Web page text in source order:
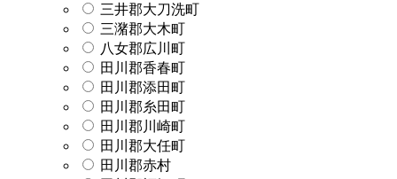
三井郡大刀洗町
三潴郡大木町
八女郡広川町
田川郡香春町
田川郡添田町
田川郡糸田町
田川郡川崎町
田川郡大任町
田川郡赤村